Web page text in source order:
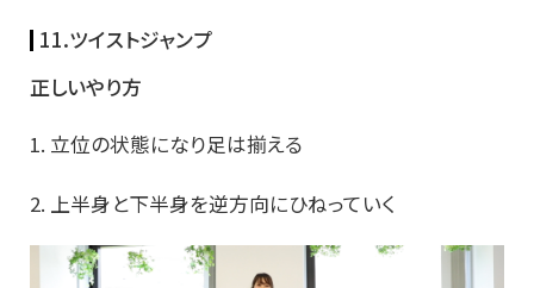
11.ツイストジャンプ
正しいやり方
1. 立位の状態になり足は揃える
2. 上半身と下半身を逆方向にひねっていく